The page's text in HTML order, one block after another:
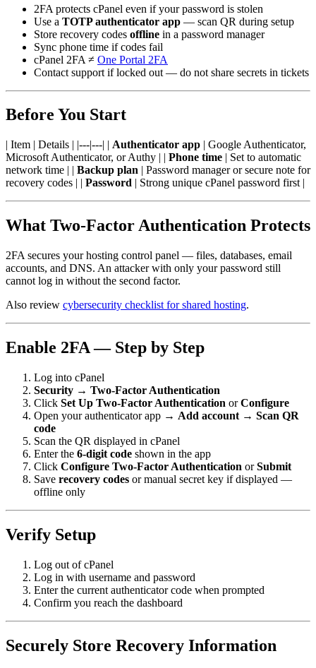
2FA protects cPanel even if your password is stolen
Use a TOTP authenticator app — scan QR during setup
Store recovery codes offline in a password manager
Sync phone time if codes fail
cPanel 2FA ≠ One Portal 2FA
Contact support if locked out — do not share secrets in tickets
Before You Start
| Item | Details | |---|---| | Authenticator app | Google Authenticator,
Microsoft Authenticator, or Authy | | Phone time | Set to automatic
network time | | Backup plan | Password manager or secure note for
recovery codes | | Password | Strong unique cPanel password first |
What Two-Factor Authentication Protects
2FA secures your hosting control panel — files, databases, email
accounts, and DNS. An attacker with only your password still
cannot log in without the second factor.
Also review cybersecurity checklist for shared hosting.
Enable 2FA — Step by Step
Log into cPanel
Security → Two-Factor Authentication
Click Set Up Two-Factor Authentication orConfigure
Open your authenticator app → Add account → Scan QR
code
Scan the QR displayed in cPanel
Enter the 6-digit code shown in the app
Click Configure Two-Factor Authentication orSubmit
Save recovery codes or manual secret key if displayed —
offline only
Verify Setup
Log out of cPanel
Log in with username and password
Enter the current authenticator code when prompted
Confirm you reach the dashboard
Securely Store Recovery Information